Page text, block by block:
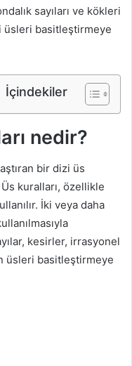
sayıları ve kökleri
üsleri basitleştirmeye
İçindekiler
nedir?
bir dizi üs
kuralları, özellikle
İki veya daha
kesirler, irrasyonel
üsleri basitleştirmeye